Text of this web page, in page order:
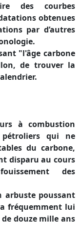
des courbes
obtenues
par d’autres
"l'âge carbone
de trouver la
à combustion
qui ne
du carbone,
disparu au cours
des
arbuste poussant
fréquemment lui
douze mille ans